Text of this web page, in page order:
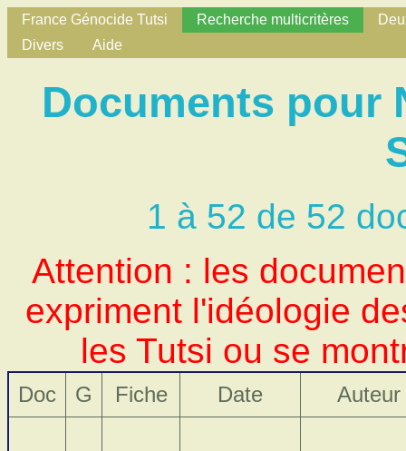
France Génocide Tutsi Recherche multicritères
Divers
Aide
Documents pour
1 à 52 de 52
Attention : les
expriment l'idéologie
les Tutsi ou se
Doc G Fiche Date Auteur